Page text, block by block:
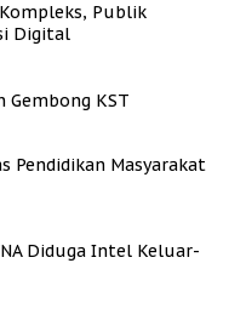
Publik
Digital
Gembong KST
Pendidikan Masyarakat
Diduga Intel Keluar-